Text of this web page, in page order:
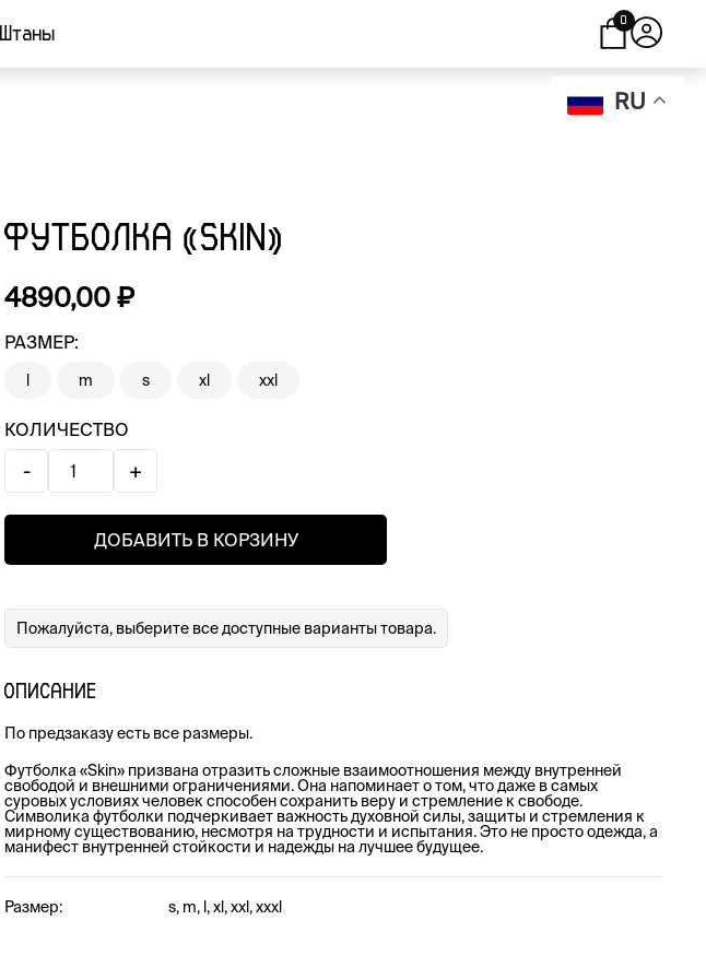
Штаны
0
ФУТБОЛКА «SKIN»
4890,00 ₽
РАЗМЕР:
m s xl xxl
КОЛИЧЕСТВО
- +
ДОБАВИТЬ В КОРЗИНУ
Пожалуйста, выберите все доступные варианты товара.
ОПИСАНИЕ
По предзаказу есть все размеры.
Футболка «Skin» призвана отразить сложные взаимоотношения между внутренней
свободой и внешними ограничениями. Она напоминает о том, что даже в самых
суровых условиях человек способен сохранить веру и стремление к свободе.
Символика футболки подчеркивает важность духовной силы, защиты и стремления к
мирному существованию, несмотря на трудности и испытания. Это не просто одежда, а
манифест внутренней стойкости и надежды на лучшее будущее.
Размер: s, m, l, xl, xxl, xxxl
RU